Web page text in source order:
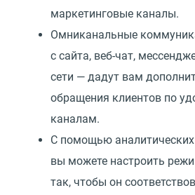
маркетинговые каналы.
Омниканальные
с сайта, веб-чат,
сети — дадут вам
обращения клиентов по
каналам.
С помощью аналитических
вы можете настроить
так, чтобы он